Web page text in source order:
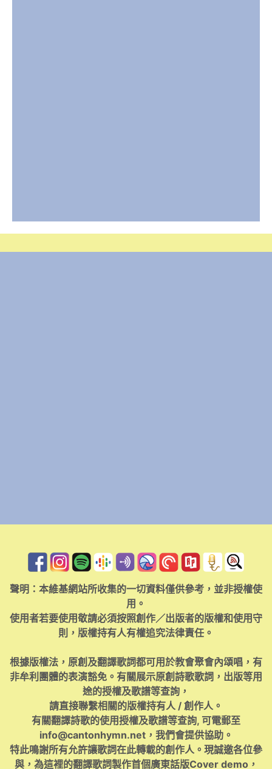
聲明：本維基網站所收集的一切資料僅供參考，並非授權使
用。
使用者若要使用敬請必須按照創作／出版者的版權和使用守
則，版權持有人有權追究法律責任。
根據版權法，原創及翻譯歌詞都可用於教會聚會內頌唱，有
非牟利團體的表演豁免。有關展示原創詩歌歌詞，出版等用
途的授權及歌譜等查詢，
請直接聯繫相關的版權持有人 / 創作人。
有關翻譯詩歌的使用授權及歌譜等查詢, 可電郵至
info@cantonhymn.net，我們會提供協助。
特此鳴謝所有允許讓歌詞在此轉載的創作人。現誠邀各位參
與，為這裡的翻譯歌詞製作首個廣東話版Cover demo，